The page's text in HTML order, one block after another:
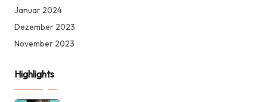
Januar 2024
Dezember 2023
November 2023
Highlights